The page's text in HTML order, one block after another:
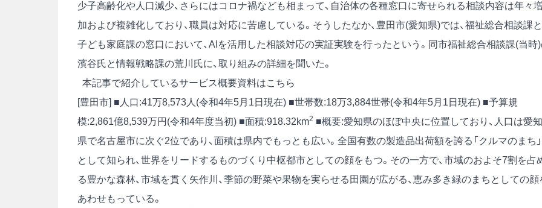
少子高齢化や人口減少、さらにはコロナ禍なども相まって、自治体の各種窓口に寄せられる相談内容は年々増
加および複雑化しており、職員は対応に苦慮している。そうしたなか、豊田市(愛知県)では、福祉総合相談課と
子ども家庭課の窓口において、AIを活用した相談対応の実証実験を行ったという。同市福祉総合相談課(当時
濱谷氏と情報戦略課の荒川氏に、取り組みの詳細を聞いた。
本記事で紹介しているサービス概要資料はこちら
[豊田市] ■人口:41万8,573人(令和4年5月1日現在) ■世帯数:18万3,884世帯(令和4年5月1日現在) ■予算規
模:2,861億8,539万円(令和4年度当初) ■面積:918.32km2 ■概要:愛知県のほぼ中央に位置しており、人口は愛知
県で名古屋市に次ぐ2位であり、面積は県内でもっとも広い。全国有数の製造品出荷額を誇る「クルマのまち」
として知られ、世界をリードするものづくり中枢都市としての顔をもつ。その一方で、市域のおよそ7割を占
る豊かな森林、市域を貫く矢作川、季節の野菜や果物を実らせる田園が広がる、恵み多き緑のまちとしての顔
あわせもっている。